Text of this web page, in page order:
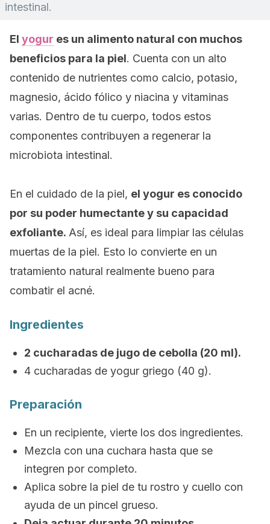
intestinal.
El yogur es un alimento natural con muchos
beneficios para la piel. Cuenta con un alto
contenido de nutrientes como calcio, potasio,
magnesio, ácido fólico y niacina y vitaminas
varias. Dentro de tu cuerpo, todos estos
componentes contribuyen a regenerar la
microbiota intestinal.
En el cuidado de la piel, el yogur es conocido
por su poder humectante y su capacidad
exfoliante. Así, es ideal para limpiar las células
muertas de la piel. Esto lo convierte en un
tratamiento natural realmente bueno para
combatir el acné.
Ingredientes
2 cucharadas de jugo de cebolla (20 ml).
4 cucharadas de yogur griego (40 g).
Preparación
En un recipiente, vierte los dos ingredientes.
Mezcla con una cuchara hasta que se
integren por completo.
Aplica sobre la piel de tu rostro y cuello con
ayuda de un pincel grueso.